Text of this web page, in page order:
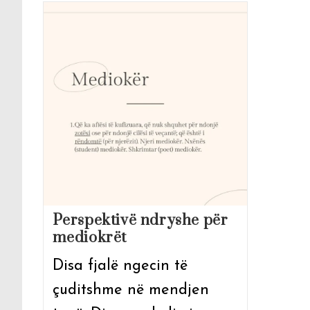
Perspektivë ndryshe për
mediokrët
Disa fjalë ngecin të
çuditshme në mendjen